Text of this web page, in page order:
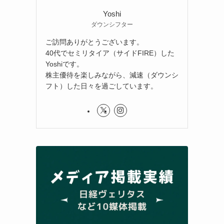
Yoshi
ダウンシフター
ご訪問ありがとうございます。
40代でセミリタイア（サイドFIRE）した
Yoshiです。
株主優待を楽しみながら、減速（ダウンシ
フト）した日々を過ごしています。